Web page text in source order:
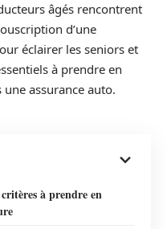
âgés rencontrent
d’une
éclairer les seniors et
à prendre en
une assurance auto.
à prendre en